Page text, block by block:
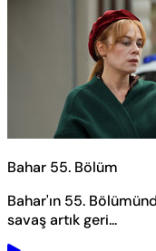
Bahar 55. Bölüm
Bahar'ın 55.
savaş artık geri...